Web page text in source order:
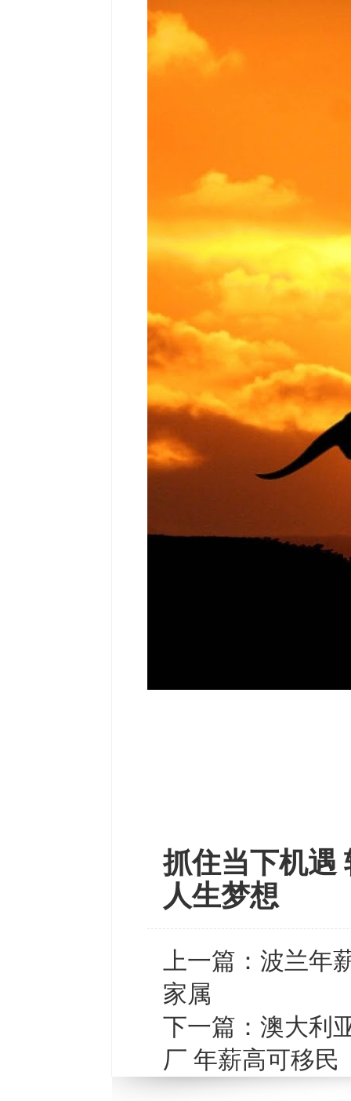
抓住当下机遇
人生梦想
上一篇： 波兰年
家属
下一篇： 澳大利
厂 年薪高可移民